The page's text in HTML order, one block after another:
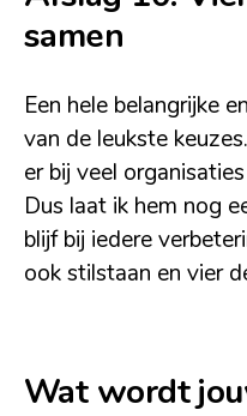
samen
Een hele belangrijke
van de leukste
er bij veel
Dus laat ik hem nog
blijf bij iedere
ook stilstaan en vier
Wat wordt